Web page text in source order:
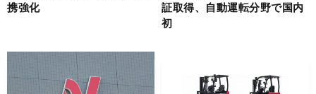
携強化
証取得、自動運転分野で国内
初